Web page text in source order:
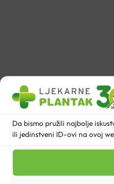
Da bismo pružili najbolje
ili jedinstveni ID-ovi na ovoj